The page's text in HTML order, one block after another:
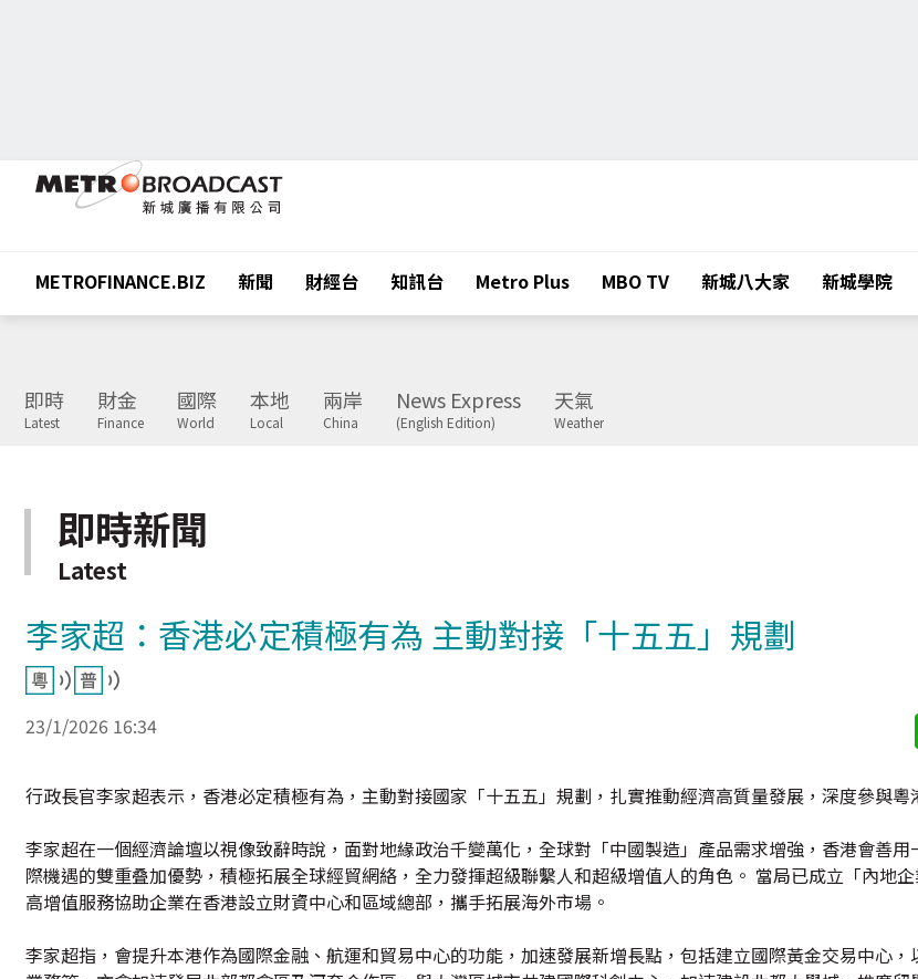
METROFINANCE.BIZ 新聞 財經台 知訊台 Metro Plus MBO TV 新城八大家 新城學院
即時
Latest
財金
Finance
國際
World
本地
Local
兩岸
China
News Express
(English Edition)
天氣
Weather
即時新聞
Latest
李家超：香港必定積極有為 主動對接「十五五」規劃
23/1/2026 16:34
行政長官李家超表示，香港必定積極有為，主動對接國家「十五五」規劃，扎實推動經濟高質量發展，深度參與粵
李家超在一個經濟論壇以視像致辭時說，面對地緣政治千變萬化，全球對「中國製造」產品需求增強，香港會善
際機遇的雙重叠加優勢，積極拓展全球經貿網絡，全力發揮超級聯繫人和超級增值人的角色。 當局已成立「內地
高增值服務協助企業在香港設立財資中心和區域總部，攜手拓展海外市場。
李家超指，會提升本港作為國際金融、航運和貿易中心的功能，加速發展新增長點，包括建立國際黃金交易中心